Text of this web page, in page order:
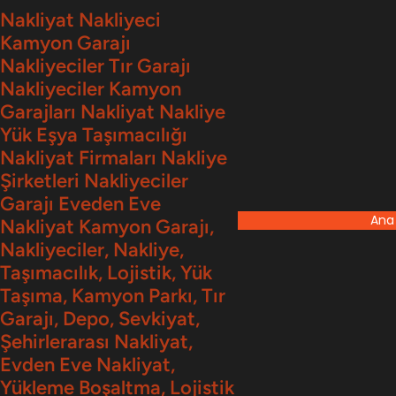
İçeriğe
geç
Nakliyat Nakliyeci
Kamyon Garajı
Nakliyeciler Tır Garajı
Nakliyeciler Kamyon
Garajları Nakliyat Nakliye
Yük Eşya Taşımacılığı
Nakliyat Firmaları Nakliye
Şirketleri Nakliyeciler
Garajı Eveden Eve
Nakliyat Kamyon Garajı,
Nakliyeciler, Nakliye,
Taşımacılık, Lojistik, Yük
Taşıma, Kamyon Parkı, Tır
Garajı, Depo, Sevkiyat,
Şehirlerarası Nakliyat,
Evden Eve Nakliyat,
Yükleme Boşaltma, Lojistik